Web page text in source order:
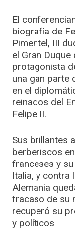
El
biografía de
Pimentel, III
el Gran Duque
protagonista
una gan parte
en el
reinados del
Felipe II.
Sus brillantes
berberiscos
franceses y su
Italia, y contra
Alemania
fracaso de su
recuperó su
y políticos